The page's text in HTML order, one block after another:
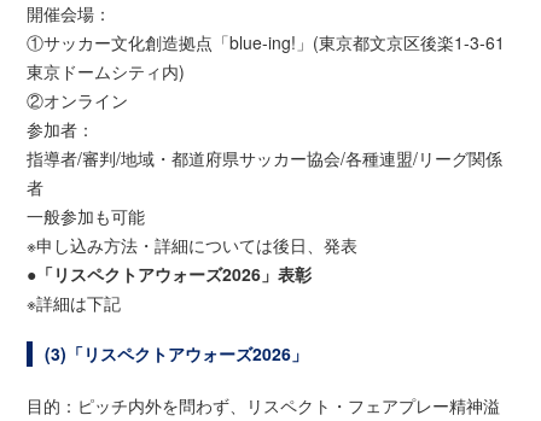
開催会場：
①サッカー文化創造拠点「blue-ing!」(東京都文京区後楽1-3-61
東京ドームシティ内)
②オンライン
参加者：
指導者/審判/地域・都道府県サッカー協会/各種連盟/リーグ関係
者
一般参加も可能
※申し込み方法・詳細については後日、発表
●「リスペクトアウォーズ2026」表彰
※詳細は下記
(3)「リスペクトアウォーズ2026」
目的：ピッチ内外を問わず、リスペクト・フェアプレー精神溢